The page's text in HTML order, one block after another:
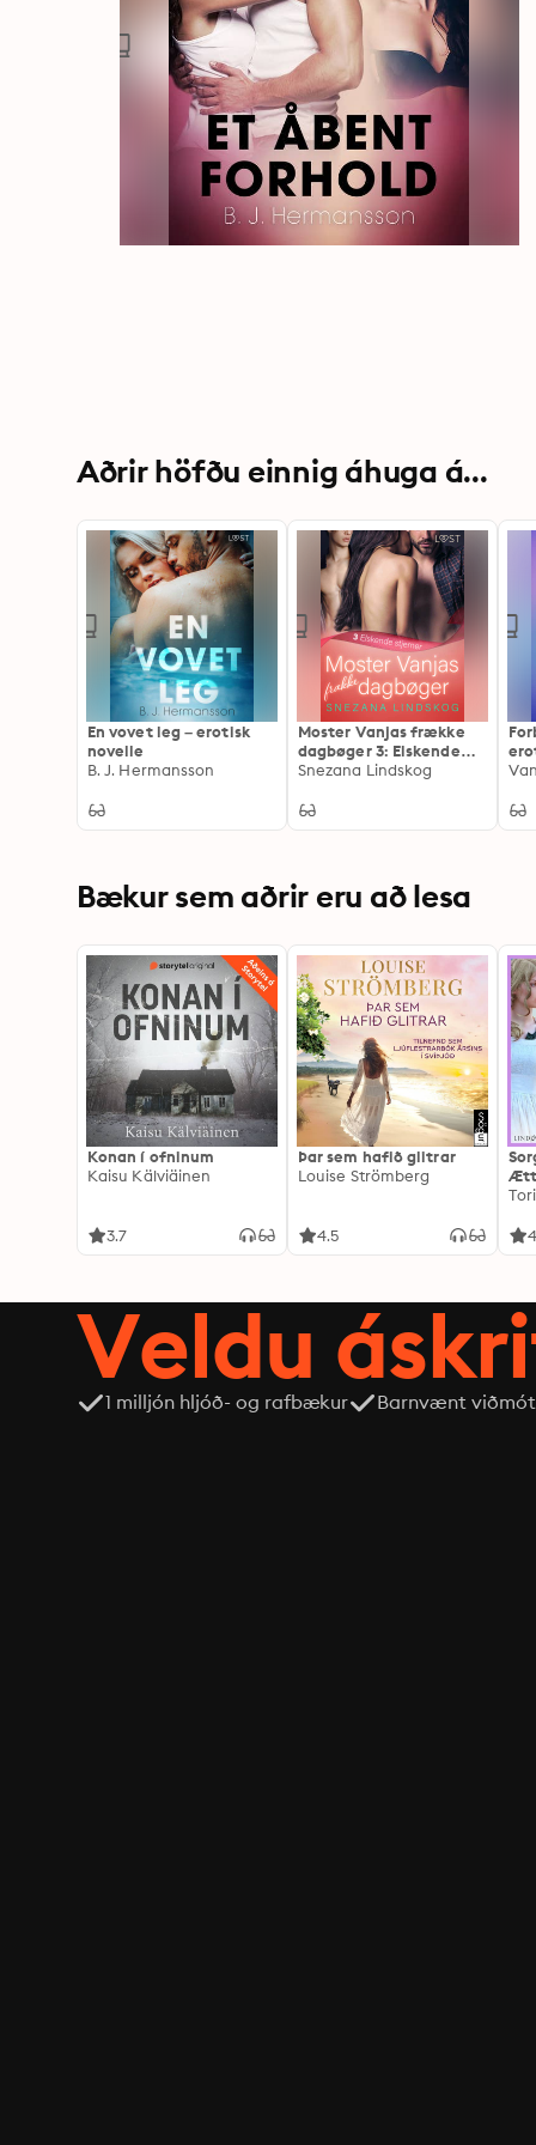
Aðrir höfðu einnig áhuga á...
En vovet leg – erotisk
novelle
B. J. Hermansson
Moster Vanjas frække
dagbøger 3: Elskende
stjerner - erotisk novelle
Snezana Lindskog
Bækur sem aðrir eru að lesa
Konan í ofninum
Kaisu Kälviäinen
3.7
Þar sem hafið glitrar
Louise Strömberg
4.5
Veldu
1 milljón hljóð- og rafbækur Barnvænt